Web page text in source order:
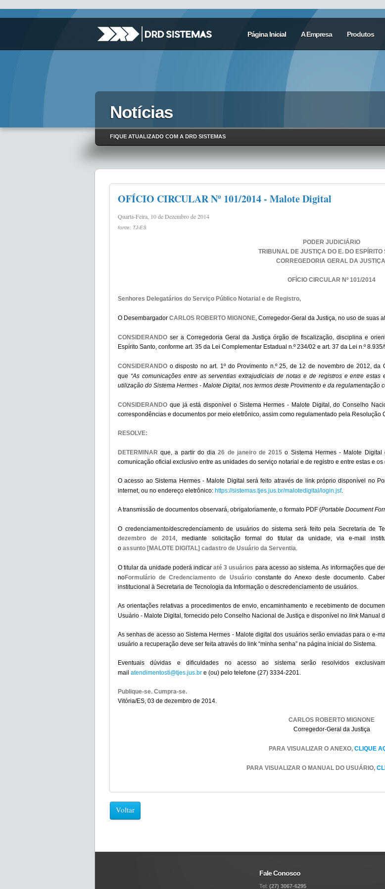
Página Inicial A Empresa Produtos
Notícias
FIQUE ATUALIZADO COM A DRD SISTEMAS
OFÍCIO CIRCULAR Nº 101/2014 - Malote Digital
Quarta-Feira, 10 de Dezembro de 2014
fonte: TJ-ES
PODER JUDICIÁRIO
TRIBUNAL DE JUSTIÇA DO E. DO ESPÍRITO
CORREGEDORIA GERAL DA JUSTIÇA
OFÍCIO CIRCULAR Nº 101/2014
Senhores Delegatários do Serviço Público Notarial e de Registro,
O Desembargador CARLOS ROBERTO MIGNONE, Corregedor-Geral da Justiça, no uso de suas
CONSIDERANDO ser a Corregedoria Geral da Justiça órgão de fiscalização, disciplina e
Espírito Santo, conforme art. 35 da Lei Complementar Estadual n.º 234/02 e art. 37 da Lei n.º
CONSIDERANDO o disposto no art. 1º do Provimento n.º 25, de 12 de novembro de 2012,
que “As comunicações entre as serventias extrajudiciais de notas e de registros e entre
utilização do Sistema Hermes - Malote Digital, nos termos deste Provimento e da regulamentação
CONSIDERANDO que já está disponível o Sistema Hermes - Malote Digital, do Conselho
correspondências e documentos por meio eletrônico, assim como regulamentado pela Resolução
RESOLVE:
DETERMINAR que, a partir do dia 26 de janeiro de 2015 o Sistema Hermes - Malote
comunicação oficial exclusivo entre as unidades do serviço notarial e de registro e entre estas e
O acesso ao Sistema Hermes - Malote Digital será feito através de link próprio disponível no
internet, ou no endereço eletrônico: https://sistemas.tjes.jus.br/malotedigital/login.jsf.
A transmissão de documentos observará, obrigatoriamente, o formato PDF (Portable Document
O credenciamento/descredenciamento de usuários do sistema será feito pela Secretaria de
dezembro de 2014, mediante solicitação formal do titular da unidade, via e-mail
o assunto [MALOTE DIGITAL] cadastro de Usuário da Serventia.
O titular da unidade poderá indicar até 3 usuários para acesso ao sistema. As informações que
noFormulário de Credenciamento de Usuário constante do Anexo deste documento.
institucional à Secretaria de Tecnologia da Informação o descredenciamento de usuários.
As orientações relativas a procedimentos de envio, encaminhamento e recebimento de
Usuário - Malote Digital, fornecido pelo Conselho Nacional de Justiça e disponível no link Manual
As senhas de acesso ao Sistema Hermes - Malote digital dos usuários serão enviadas para o e-
usuário a recuperação deve ser feita através do link “minha senha” na página inicial do Sistema.
Eventuais dúvidas e dificuldades no acesso ao sistema serão resolvidos
mail atendimentosti@tjes.jus.br e (ou) pelo telefone (27) 3334-2201.
Publique-se. Cumpra-se.
Vitória/ES, 03 de dezembro de 2014.
CARLOS ROBERTO MIGNONE
Corregedor-Geral da Justiça
PARA VISUALIZAR O ANEXO, CLIQUE
PARA VISUALIZAR O MANUAL DO USUÁRIO,
Voltar
Fale Conosco
Tel: (27) 3067-6295